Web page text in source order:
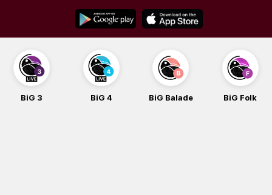
content
BiG 3 BiG 4 BiG Balade BiG Folk